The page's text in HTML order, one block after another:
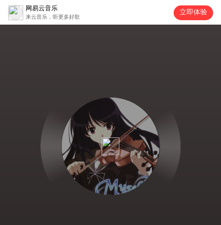
网易云音乐
来云音乐，听更多好歌
立即体验